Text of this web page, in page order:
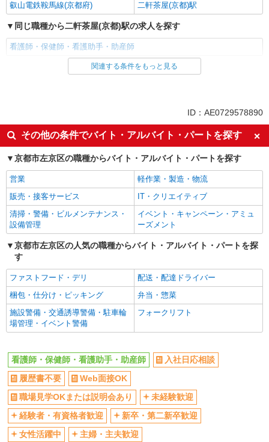
叡山電鉄鞍馬線(京都府) 二軒茶屋(京都)駅
同じ職種から二軒茶屋(京都)駅の求人を探す
看護師・保健師・看護助手・助産師
同じ雇用形態から二軒茶屋(京都)駅の求人を探す
同じ特徴から二軒茶屋(京都)駅の求人を探す
入社日応相談
履歴書不要
Web面接OK
職場見学OKまたは説明会あり
未経験歓迎
経験者・有資格者歓迎
新卒・第二新卒歓迎
女性活躍中
主婦・主夫歓迎
フリーター歓迎
学歴不問
ブランクOK
ミドル（40代～）活躍中
エルダー（50代～）活躍中
シニア（60代～）活躍中
昇給あり
週払い
週2～3日勤務OK
10時～勤務OK
16時前退社OK
時間や曜日が選べる・シフト自由
転勤なし
登録制
交通費支給
社割・特典あり
研修制度あり
資格取得支援制度あり
同じ職種から求人を探す
関連する条件をもっと見る
ID：AE0729578890
その他の条件でバイト・アルバイト・パートを探す
京都市左京区の職種からバイト・アルバイト・パートを探す
営業
軽作業・製造・物流
販売・接客サービス
IT・クリエイティブ
清掃・警備・ビルメンテナンス・
設備管理
イベント・キャンペーン・アミュ
ーズメント
京都市左京区の人気の職種からバイト・アルバイト・パートを探
す
ファストフード・デリ
配送・配達ドライバー
梱包・仕分け・ピッキング
弁当・惣菜
施設警備・交通誘導警備・駐車輪
場管理・イベント警備
フォークリフト
看護師・保健師・看護助手・助産師
入社日応相談
履歴書不要
Web面接OK
職場見学OKまたは説明会あり
未経験歓迎
経験者・有資格者歓迎
新卒・第二新卒歓迎
女性活躍中
主婦・主夫歓迎